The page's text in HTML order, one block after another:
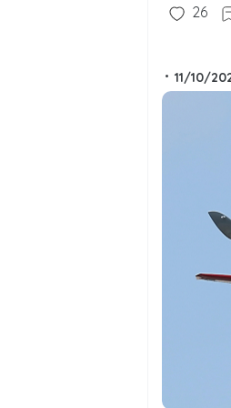
26
• 11/10/